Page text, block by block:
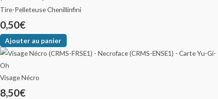
Tire-Pelleteuse Chenillinfini
0,50€
Ajouter au panier
Visage Nécro
8,50€